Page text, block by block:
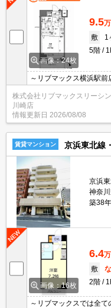
画像：24枚
9.5
敷
1
5階
～リブマックス横浜駅前
55％以下にてご紹介～
株式会社リブマックスリーシ
川崎店
情報更新日 2026/08/08
賃貸マンション 京浜東北線
京浜
神奈
築38年
画像：16枚
6.4
敷
2階
～リブマックスでは全て